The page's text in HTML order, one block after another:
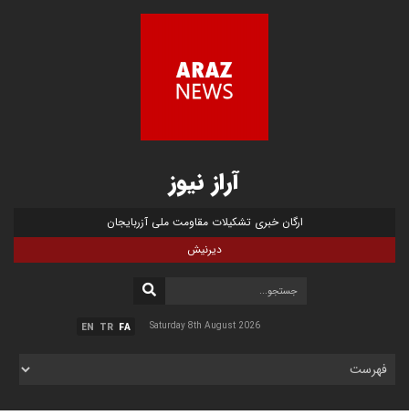
آراز نیوز
ارگان خبری تشکیلات مقاومت ملی آزربایجان
دیرنیش
FA
TR
EN Saturday 8th August 2026